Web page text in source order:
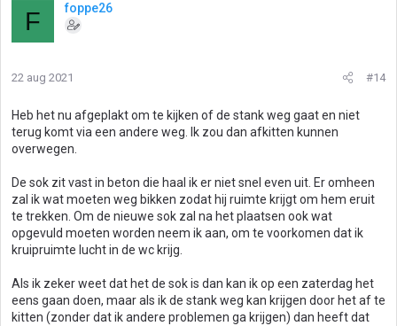
F foppe26
22 aug 2021 #14
Heb het nu afgeplakt om te kijken of de stank weg gaat en niet
terug komt via een andere weg. Ik zou dan afkitten kunnen
overwegen.
De sok zit vast in beton die haal ik er niet snel even uit. Er omheen
zal ik wat moeten weg bikken zodat hij ruimte krijgt om hem eruit
te trekken. Om de nieuwe sok zal na het plaatsen ook wat
opgevuld moeten worden neem ik aan, om te voorkomen dat ik
kruipruimte lucht in de wc krijg.
Als ik zeker weet dat het de sok is dan kan ik op een zaterdag het
eens gaan doen, maar als ik de stank weg kan krijgen door het af te
kitten (zonder dat ik andere problemen ga krijgen) dan heeft dat